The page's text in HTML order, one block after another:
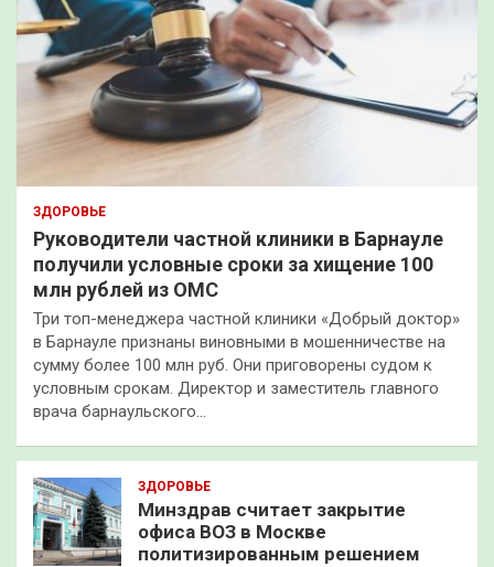
ЗДОРОВЬЕ
Руководители частной клиники в Барнауле
получили условные сроки за хищение 100
млн рублей из ОМС
Три топ-менеджера частной клиники «Добрый доктор»
в Барнауле признаны виновными в мошенничестве на
сумму более 100 млн руб. Они приговорены судом к
условным срокам. Директор и заместитель главного
врача барнаульского…
ЗДОРОВЬЕ
Минздрав считает закрытие
офиса ВОЗ в Москве
политизированным решением